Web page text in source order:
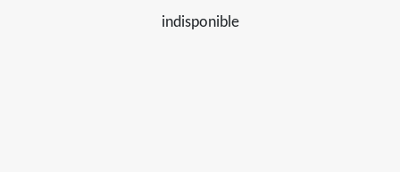
indisponible